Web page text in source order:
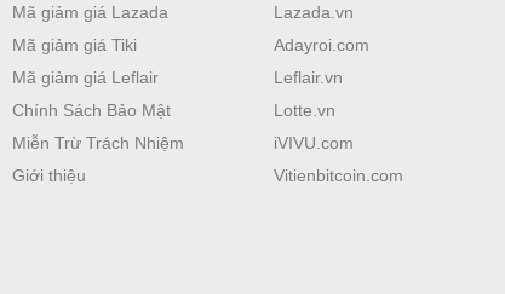
Mã giảm giá Lazada
Mã giảm giá Tiki
Mã giảm giá Leflair
Chính Sách Bảo Mật
Miễn Trừ Trách Nhiệm
Giới thiệu
Lazada.vn
Adayroi.com
Leflair.vn
Lotte.vn
iVIVU.com
Vitienbitcoin.com